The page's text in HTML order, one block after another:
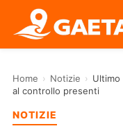
Home › Notizie ›
al controllo presenti
NOTIZIE